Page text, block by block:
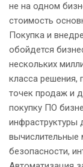
не на одном
стоимость
Покупка и
обойдется
нескольких
класса решения,
точек продаж и
покупку ПО
инфраструктуры
безопасности,